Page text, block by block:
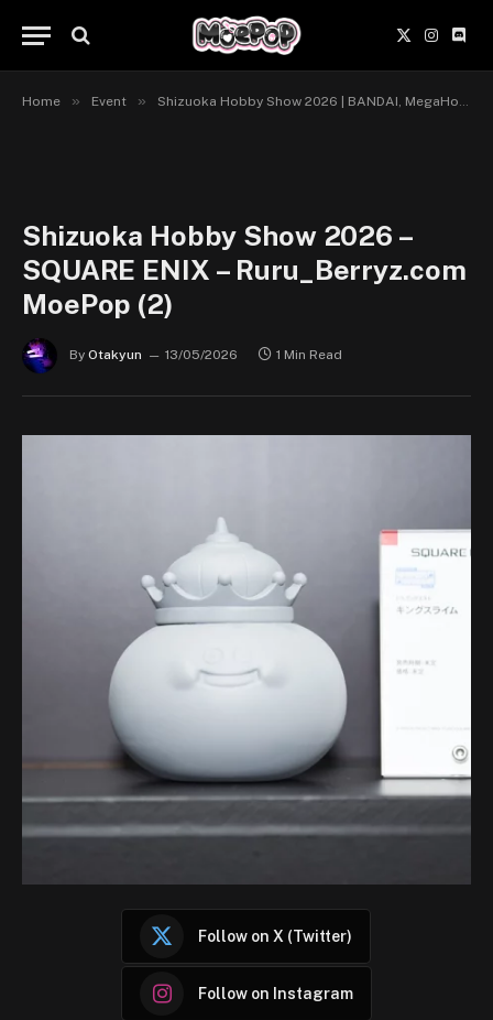
X
(Twitter)
Home » Event » Shizuoka Hobby Show 2026 | BANDAI, MegaHouse, X-Plus & Square Enix
Shizuoka Hobby Show 2026 –
SQUARE ENIX – Ruru_Berryz.com
MoePop (2)
By Otakyun 13/05/2026 1 Min Read
Follow on X (Twitter)
Follow on Instagram